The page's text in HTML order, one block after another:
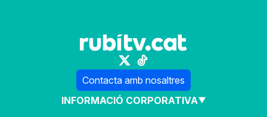
Contacta amb nosaltres
INFORMACIÓ CORPORATIVA